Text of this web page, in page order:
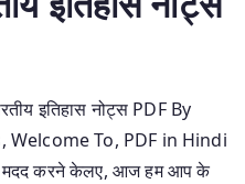
इतिहास नोट्स PDF By
To, PDF in Hindi
मे मदद करने केलए, आज हम आप के